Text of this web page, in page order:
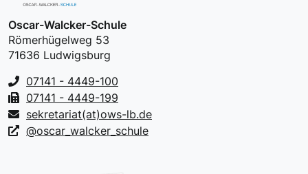
Oscar-Walcker-Schule
Römerhügelweg 53
71636 Ludwigsburg
07141 - 4449-100
07141 - 4449-199
sekretariat(at)ows-lb.de
@oscar_walcker_schule